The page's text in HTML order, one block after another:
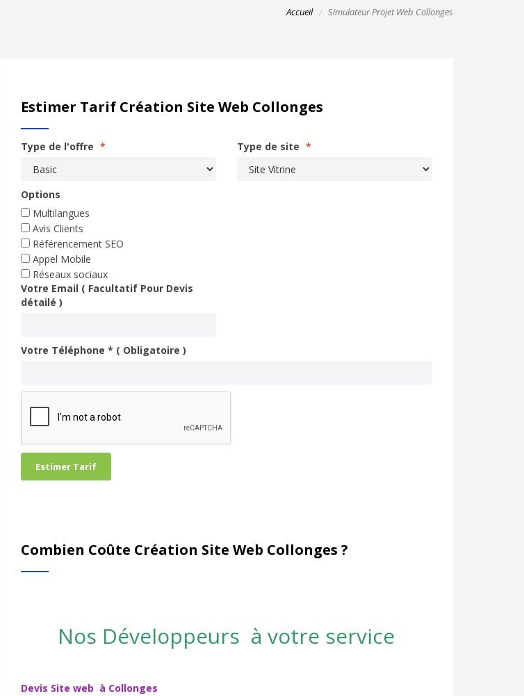
Accueil Simulateur Projet Web Collonges
Estimer Tarif Création Site Web Collonges
Type de l'offre * Type de site *
Options
Multilangues
Avis Clients
Référencement SEO
Appel Mobile
Réseaux sociaux
Votre Email ( Facultatif Pour Devis
détailé )
Votre Téléphone * ( Obligatoire )
Estimer Tarif
Combien Coûte Création Site Web Collonges ?
Nos Développeurs à votre service
Devis Site web à Collonges